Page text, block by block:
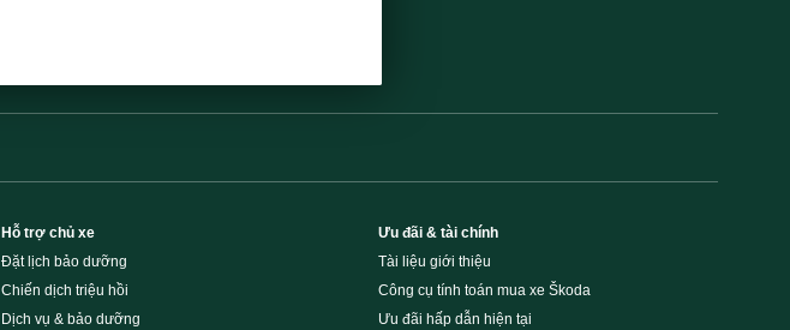
Hỗ trợ chủ xe
Đặt lịch bảo dưỡng
Chiến dịch triệu hồi
Dịch vụ & bảo dưỡng
Ưu đãi & tài chính
Tài liệu giới thiệu
Công cụ tính toán mua xe Škoda
Ưu đãi hấp dẫn hiện tại